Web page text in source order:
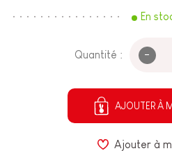
En
Quantité : -
AJOUTER À
Ajouter à